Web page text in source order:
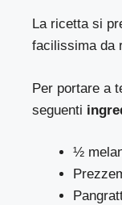
La ricetta si
facilissima da
Per portare a
seguenti
½